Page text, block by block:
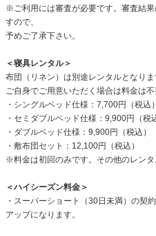
※ご利用には審査が必要です。審査結
すので、
予めご了承下さい。
＜寝具レンタル＞
布団（リネン）は別途レンタルとなりま
ご自身でご用意いただく場合は料金は不
・シングルベッド仕様：7,700円（税込）
・セミダブルベッド仕様：9,900円（税
・ダブルベッド仕様：9,900円（税込）
・敷布団セット：12,100円（税込）
※料金は初回のみです。その他のレンタ
＜ハイシーズン料金＞
・スーパーショート（30日未満）の契
アップになります。